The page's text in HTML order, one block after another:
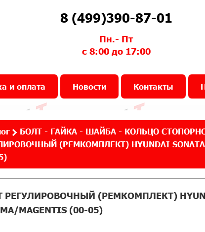
8 (499)390-87-01
Пн.- Пт
с 8:00 до 17:00
и оплата Новости Контакты
БОЛТ - ГАЙКА - ШАЙБА - КОЛЬЦО
(РЕМКОМПЛЕКТ) HYUNDAI SONATA
РЕГУЛИРОВОЧНЫЙ (РЕМКОМПЛЕКТ)
MAGENTIS (00-05)